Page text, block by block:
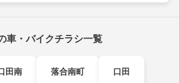
車・バイクチラシ一覧
田南 落合南町 口田